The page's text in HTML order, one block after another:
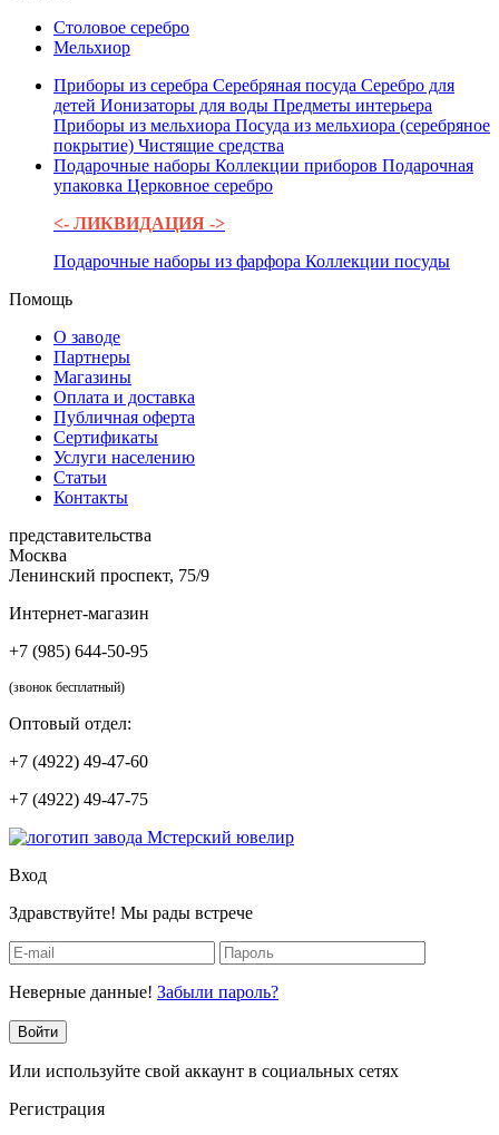
Столовое серебро
Мельхиор
Приборы из серебра Серебряная посуда Серебро для
детей Ионизаторы для воды Предметы интерьера
Приборы из мельхиора Посуда из мельхиора (серебряное
покрытие) Чистящие средства
Подарочные наборы Коллекции приборов Подарочная
упаковка Церковное серебро
<- ЛИКВИДАЦИЯ ->
Подарочные наборы из фарфора Коллекции посуды
Помощь
О заводе
Партнеры
Магазины
Оплата и доставка
Публичная оферта
Сертификаты
Услуги населению
Статьи
Контакты
представительства
Москва
Ленинский проспект, 75/9
Интернет-магазин
+7 (985) 644-50-95
(звонок бесплатный)
Оптовый отдел:
+7 (4922) 49-47-60
+7 (4922) 49-47-75
Вход
Здравствуйте! Мы рады встрече
Неверные данные! Забыли пароль?
Войти
Или используйте свой аккаунт в социальных сетях
Регистрация